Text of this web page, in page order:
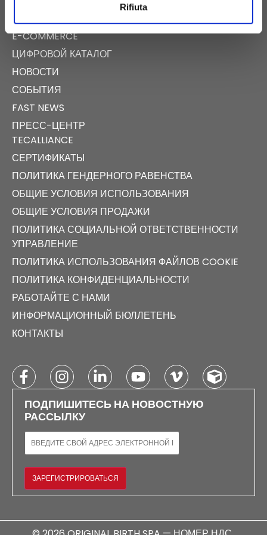
Rifiuta
E-COMMERCE
ЦИФРОВОЙ КАТАЛОГ
НОВОСТИ
СОБЫТИЯ
FAST NEWS
ПРЕСС-ЦЕНТР
TECALLIANCE
СЕРТИФИКАТЫ
ПОЛИТИКА ГЕНДЕРНОГО РАВЕНСТВА
ОБЩИЕ УСЛОВИЯ ИСПОЛЬЗОВАНИЯ
ОБЩИЕ УСЛОВИЯ ПРОДАЖИ
ПОЛИТИКА СОЦИАЛЬНОЙ ОТВЕТСТВЕННОСТИ
УПРАВЛЕНИЕ
ПОЛИТИКА ИСПОЛЬЗОВАНИЯ ФАЙЛОВ COOKIE
ПОЛИТИКА КОНФИДЕНЦИАЛЬНОСТИ
РАБОТАЙТЕ С НАМИ
ИНФОРМАЦИОННЫЙ БЮЛЛЕТЕНЬ
КОНТАКТЫ
ПОДПИШИТЕСЬ НА НОВОСТНУЮ
РАССЫЛКУ
ЭЛЕКТРОННАЯ ПОЧТА
ЗАРЕГИСТРИРОВАТЬСЯ